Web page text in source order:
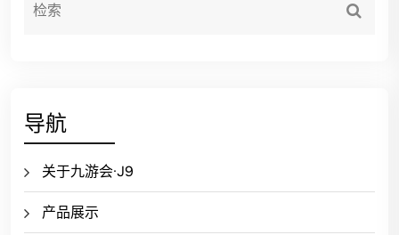
导航
关于九游会·J9
产品展示